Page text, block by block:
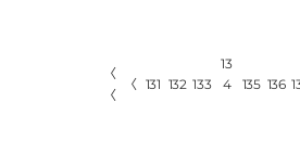
〈
〈
〈 131 132 133
13
4
135 136